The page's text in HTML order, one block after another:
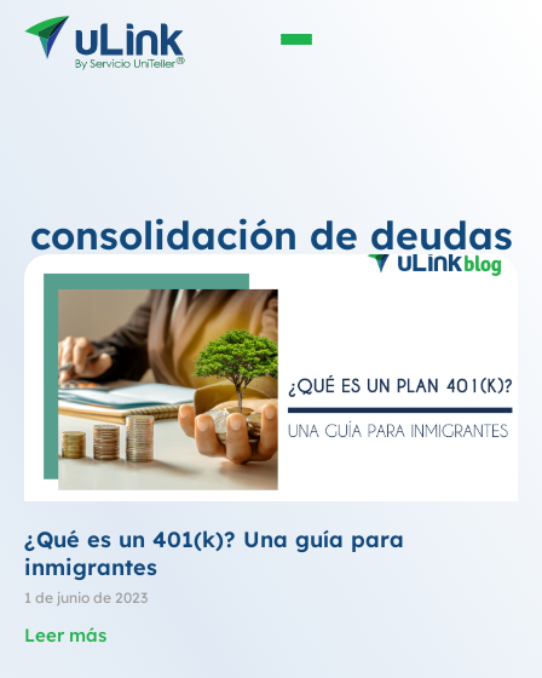
consolidación de deudas
¿Qué es un 401(k)? Una guía para
inmigrantes
1 de junio de 2023
Leer más